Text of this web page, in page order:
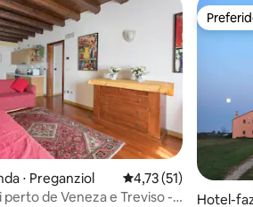
de 5, 114 avaliações
⋅ Preganziol 4,73 de uma
4,73 (51)
perto de Veneza e Treviso -
Hotel-